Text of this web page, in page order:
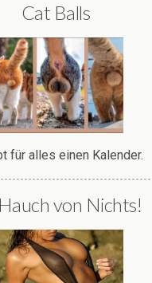
Cat Balls
für alles einen Kalender.
von Nichts!